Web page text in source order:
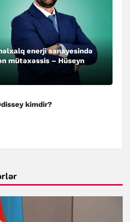
enerji sənayesində
mütəxəssis – Hüseyn
kimdir?